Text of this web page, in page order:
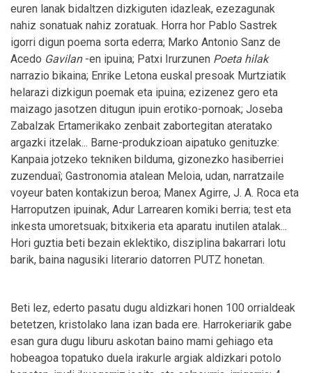
euren lanak bidaltzen dizkiguten idazleak, ezezagunak
nahiz sonatuak nahiz zoratuak. Horra hor Pablo Sastrek
igorri digun poema sorta ederra; Marko Antonio Sanz de
Acedo Gavilan-en ipuina; Patxi Irurzunen Poeta hilak
narrazio bikaina; Enrike Letona euskal presoak Murtziatik
helarazi dizkigun poemak eta ipuina; ezizenez gero eta
maizago jasotzen ditugun ipuin erotiko-pornoak; Joseba
Zabalzak Ertamerikako zenbait zabortegitan ateratako
argazki itzelak... Barne-produkzioan aipatuko genituzke:
Kanpaia jotzeko tekniken bilduma, gizonezko hasiberriei
zuzenduaî; Gastronomia atalean Meloia, udan, narratzaile
voyeur baten kontakizun beroa; Manex Agirre, J. A. Roca eta
Harroputzen ipuinak, Adur Larrearen komiki berria; test eta
inkesta umoretsuak; bitxikeria eta aparatu inutilen atalak...
Hori guztia beti bezain eklektiko, disziplina bakarrari lotu
barik, baina nagusiki literario datorren PUTZ honetan.
Beti lez, ederto pasatu dugu aldizkari honen 100 orrialdeak
betetzen, kristolako lana izan bada ere. Harrokeriarik gabe
esan gura dugu liburu askotan baino mami gehiago eta
hobeagoa topatuko duela irakurle argiak aldizkari potolo